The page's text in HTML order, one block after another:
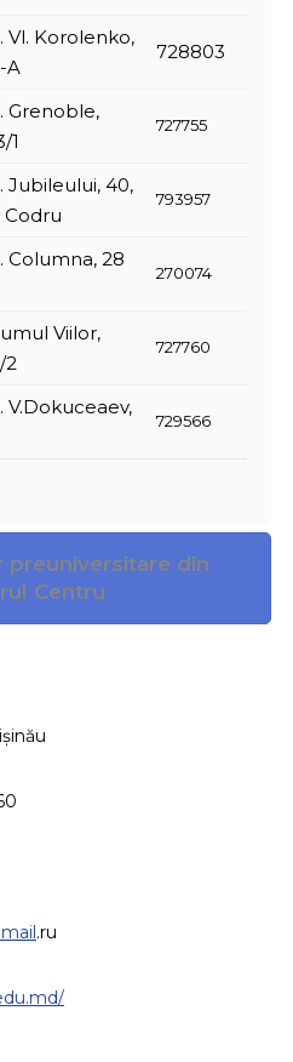
Vl. Korolenko,
A
728803
Grenoble,
1
727755
Jubileului, 40,
Codru
793957
Columna, 28
270074
Viilor,
2
727760
V.Dokuceaev,
729566
preuniversitare din
Centru
.ru